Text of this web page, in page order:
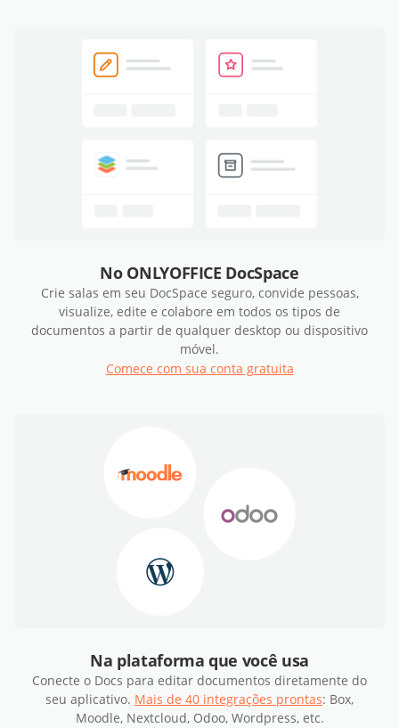
No ONLYOFFICE DocSpace
Crie salas em seu DocSpace seguro, convide pessoas,
visualize, edite e colabore em todos os tipos de
documentos a partir de qualquer desktop ou dispositivo
móvel.
Comece com sua conta gratuita
Na plataforma que você usa
Conecte o Docs para editar documentos diretamente do
seu aplicativo. Mais de 40 integrações prontas: Box,
Moodle, Nextcloud, Odoo, Wordpress, etc.